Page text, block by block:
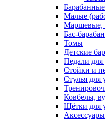
Малые
Маршевые,
Бас-
Томы
Детские
Педали для
Стойки и
Стулья для
Ковбелы,
Щётки для